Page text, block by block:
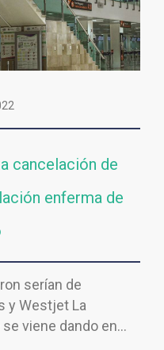
cancelación de
enferma de
serían de
y Westjet La
viene dando en…